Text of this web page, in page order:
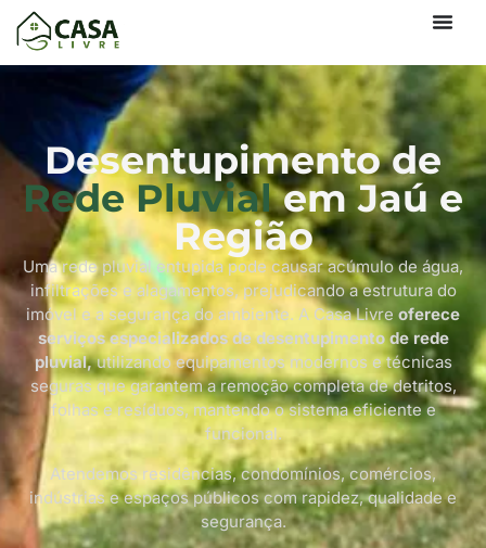
Desentupimento de
Rede Pluvialem Jaú e
Região
Uma rede pluvial entupida pode causar acúmulo de água,
infiltrações e alagamentos, prejudicando a estrutura do
imóvel e a segurança do ambiente. A Casa Livre oferece
serviços especializados de desentupimento de rede
pluvial,utilizando equipamentos modernos e técnicas
seguras que garantem a remoção completa de detritos,
folhas e resíduos, mantendo o sistema eficiente e
funcional.
Atendemos residências, condomínios, comércios,
indústrias e espaços públicos com rapidez, qualidade e
segurança.